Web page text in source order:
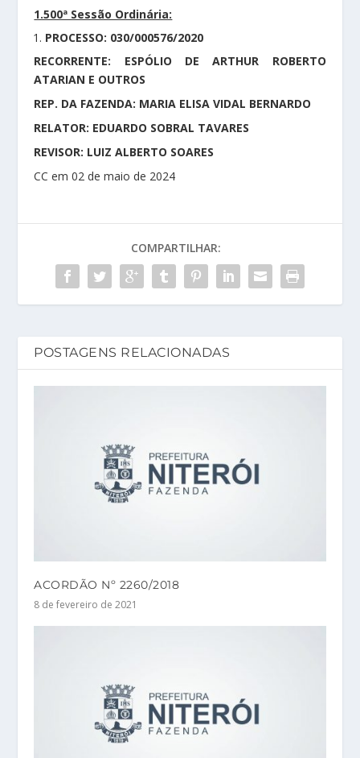
1.500ª Sessão Ordinária:
PROCESSO: 030/000576/2020
RECORRENTE: ESPÓLIO DE ARTHUR ROBERTO
ATARIAN E OUTROS
REP. DA FAZENDA: MARIA ELISA VIDAL BERNARDO
RELATOR: EDUARDO SOBRAL TAVARES
REVISOR: LUIZ ALBERTO SOARES
CC em 02 de maio de 2024
COMPARTILHAR:
POSTAGENS RELACIONADAS
ACORDÃO Nº 2260/2018
8 de fevereiro de 2021